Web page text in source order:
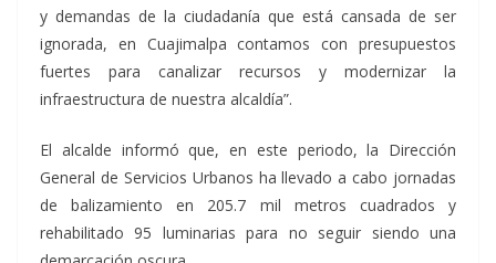
y demandas de la ciudadanía que está cansada de ser
ignorada, en Cuajimalpa contamos con presupuestos
fuertes para canalizar recursos y modernizar la
infraestructura de nuestra alcaldía”.
El alcalde informó que, en este periodo, la Dirección
General de Servicios Urbanos ha llevado a cabo jornadas
de balizamiento en 205.7 mil metros cuadrados y
rehabilitado 95 luminarias para no seguir siendo una